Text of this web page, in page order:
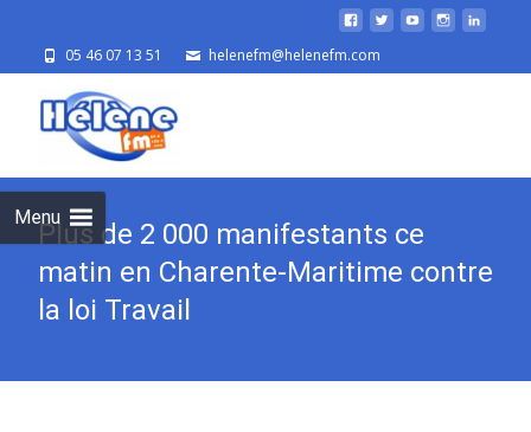
05 46 07 13 51 helenefm@helenefm.com
Menu
Plus de 2 000 manifestants ce
matin en Charente-Maritime contre
la loi Travail